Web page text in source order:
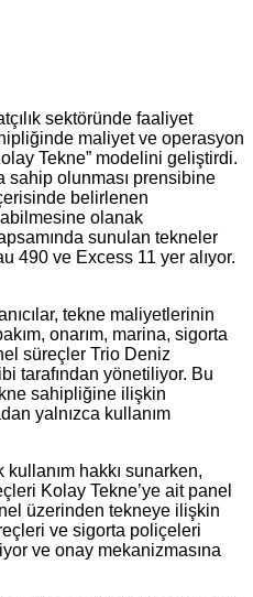
sektöründe faaliyet
maliyet ve operasyon
Tekne” modelini geliştirdi.
sahip olunması prensibine
belirlenen
olanak
sunulan tekneler
490 ve Excess 11 yer alıyor.
tekne maliyetlerinin
onarım, marina, sigorta
süreçler Trio Deniz
tarafından yönetiliyor. Bu
sahipliğine ilişkin
yalnızca kullanım
kullanım hakkı sunarken,
Kolay Tekne’ye ait panel
üzerinden tekneye ilişkin
ve sigorta poliçeleri
ve onay mekanizmasına